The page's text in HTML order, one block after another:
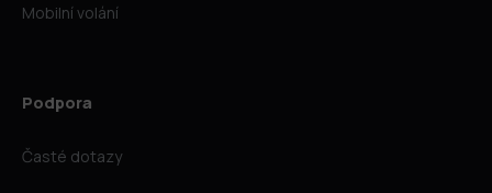
Mobilní volání
Podpora
Časté dotazy